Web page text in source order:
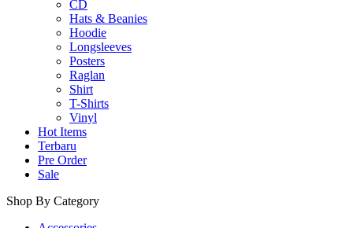
CD
Hats & Beanies
Hoodie
Longsleeves
Posters
Raglan
Shirt
T-Shirts
Vinyl
Hot Items
Terbaru
Pre Order
Sale
Shop By Category